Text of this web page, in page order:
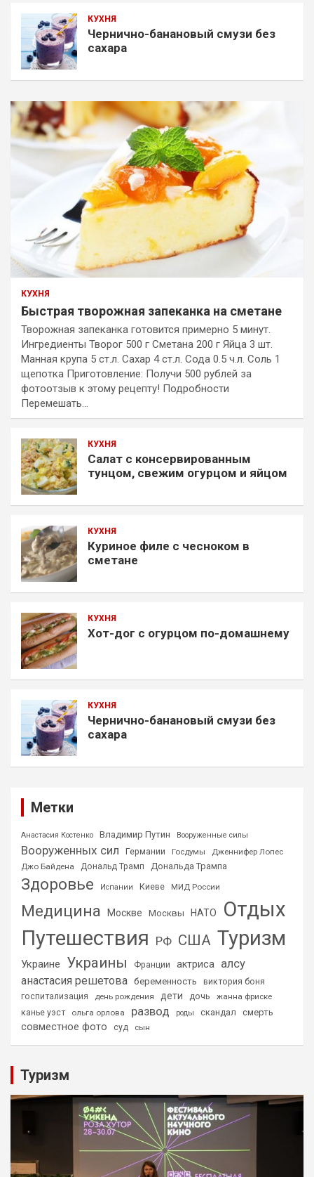
КУХНЯ
Чернично-банановый смузи без
сахара
КУХНЯ
Быстрая творожная запеканка на сметане
Творожная запеканка готовится примерно 5 минут.
Ингредиенты Творог 500 г Сметана 200 г Яйца 3 шт.
Манная крупа 5 ст.л. Сахар 4 ст.л. Сода 0.5 ч.л. Соль 1
щепотка Приготовление: Получи 500 рублей за
фотоотзыв к этому рецепту! Подробности
Перемешать…
КУХНЯ
Салат с консервированным
тунцом, свежим огурцом и яйцом
КУХНЯ
Куриное филе с чесноком в
сметане
КУХНЯ
Хот-дог с огурцом по-домашнему
КУХНЯ
Чернично-банановый смузи без
сахара
Метки
Анастасия Костенко Владимир Путин Вооруженные силы
Вооруженных сил Германии Госдумы
Дженнифер Лопес
Джо Байдена
Дональд Трамп Дональда Трампа
Здоровье Испании Киеве МИД России
Медицина Москве Москвы НАТО
Отдых
Путешествия РФ США Туризм
Украине Украины Франции актриса алсу
анастасия решетова беременность
виктория боня
госпитализация
день рождения дети дочь
жанна фриске
канье уэст
ольга орлова развод роды скандал смерть
совместное фото суд сын
Туризм